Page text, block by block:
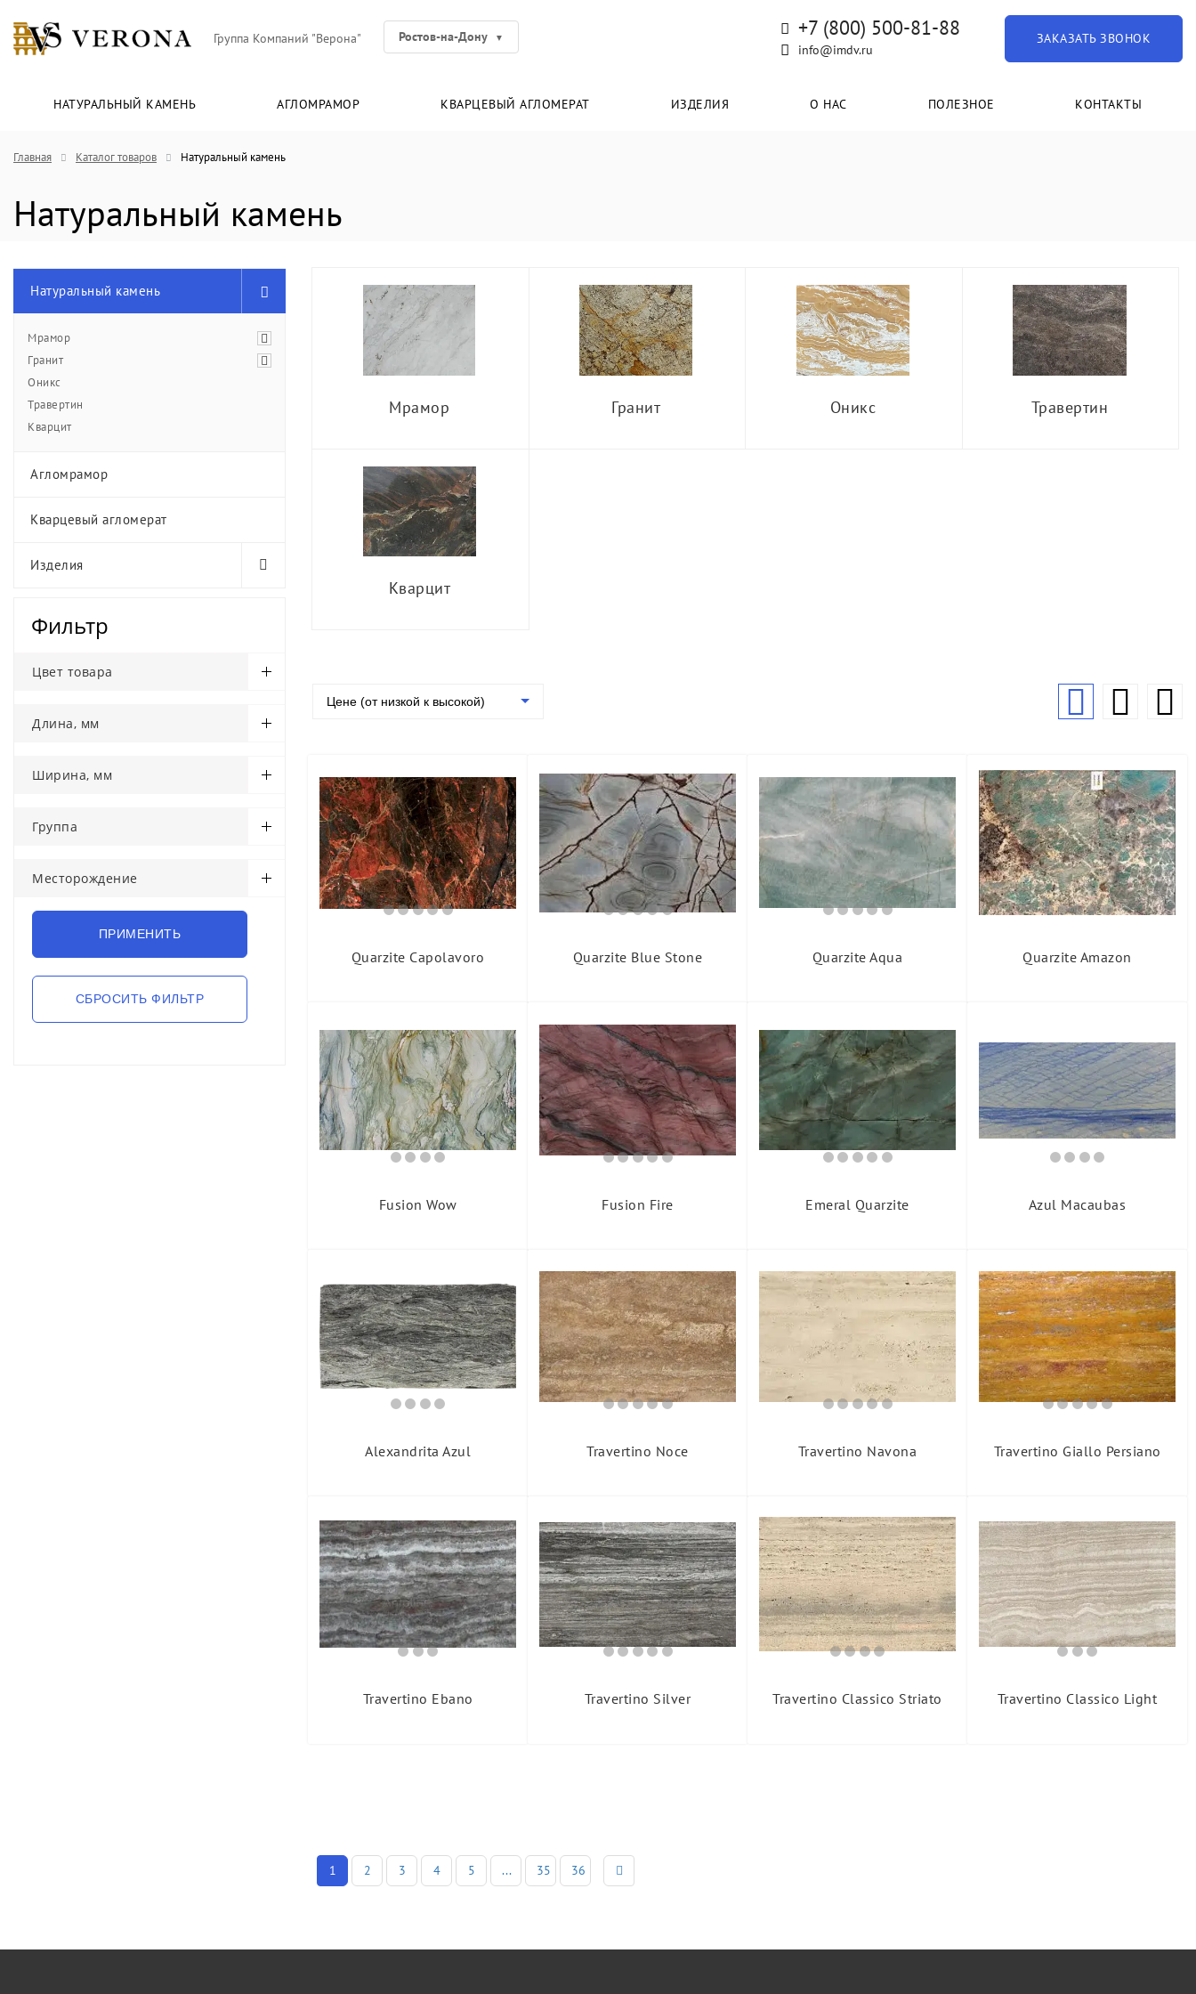
Группа Компаний "Верона" Ростов-на-Дону +7 (800) 500-81-88
info@imdv.ru
ЗАКАЗАТЬ ЗВОНОК
НАТУРАЛЬНЫЙ КАМЕНЬ АГЛОМРАМОР КВАРЦЕВЫЙ АГЛОМЕРАТ ИЗДЕЛИЯ О НАС ПОЛЕЗНОЕ КОНТАКТЫ
Главная Каталог товаров Натуральный камень
Натуральный камень
Натуральный камень
Мрамор
Гранит
Оникс
Травертин
Кварцит
Агломрамор
Кварцевый агломерат
Изделия
Фильтр
Цвет товара
Длина, мм
Ширина, мм
Группа
Месторождение
Мрамор Гранит Оникс Травертин
Кварцит
Цене (от низкой к высокой)
Quarzite Capolavoro Quarzite Blue Stone Quarzite Aqua Quarzite Amazon
Fusion Wow Fusion Fire Emeral Quarzite Azul Macaubas
Alexandrita Azul Travertino Noce Travertino Navona Travertino Giallo Persiano
Travertino Ebano Travertino Silver Travertino Classico Striato Travertino Classico Light
1 2 3 4 5 ... 35 36